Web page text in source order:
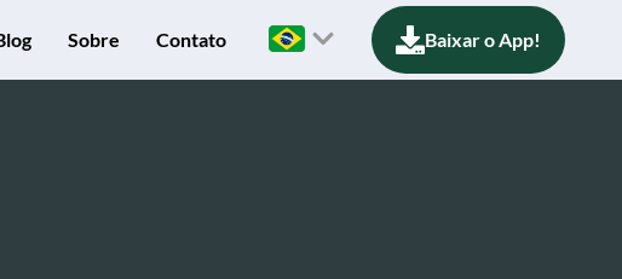
Sobre Contato Baixar o App!